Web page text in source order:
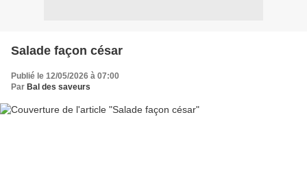
Salade façon césar
Publié le 12/05/2026 à 07:00
Par Bal des saveurs